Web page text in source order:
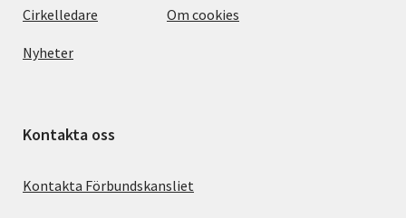
Cirkelledare
Nyheter
Om cookies
Kontakta oss
Kontakta Förbundskansliet